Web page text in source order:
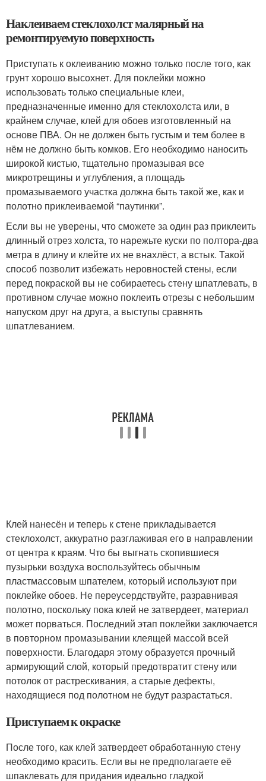
Наклеиваем стеклохолст малярный на
ремонтируемую поверхность
Приступать к оклеиванию можно только после того, как
грунт хорошо высохнет. Для поклейки можно
использовать только специальные клеи,
предназначенные именно для стеклохолста или, в
крайнем случае, клей для обоев изготовленный на
основе ПВА. Он не должен быть густым и тем более в
нём не должно быть комков. Его необходимо наносить
широкой кистью, тщательно промазывая все
микротрещины и углубления, а площадь
промазываемого участка должна быть такой же, как и
полотно приклеиваемой “паутинки”.
Если вы не уверены, что сможете за один раз приклеить
длинный отрез холста, то нарежьте куски по полтора-два
метра в длину и клейте их не внахлёст, а встык. Такой
способ позволит избежать неровностей стены, если
перед покраской вы не собираетесь стену шпатлевать, в
противном случае можно поклеить отрезы с небольшим
напуском друг на друга, а выступы сравнять
шпатлеванием.
Клей нанесён и теперь к стене прикладывается
стеклохолст, аккуратно разглаживая его в направлении
от центра к краям. Что бы выгнать скопившиеся
пузырьки воздуха воспользуйтесь обычным
пластмассовым шпателем, который используют при
поклейке обоев. Не переусердствуйте, разравнивая
полотно, поскольку пока клей не затвердеет, материал
может порваться. Последний этап поклейки заключается
в повторном промазывании клеящей массой всей
поверхности. Благодаря этому образуется прочный
армирующий слой, который предотвратит стену или
потолок от растрескивания, а старые дефекты,
находящиеся под полотном не будут разрастаться.
Приступаем к окраске
После того, как клей затвердеет обработанную стену
необходимо красить. Если вы не предполагаете её
шпаклевать для придания идеально гладкой